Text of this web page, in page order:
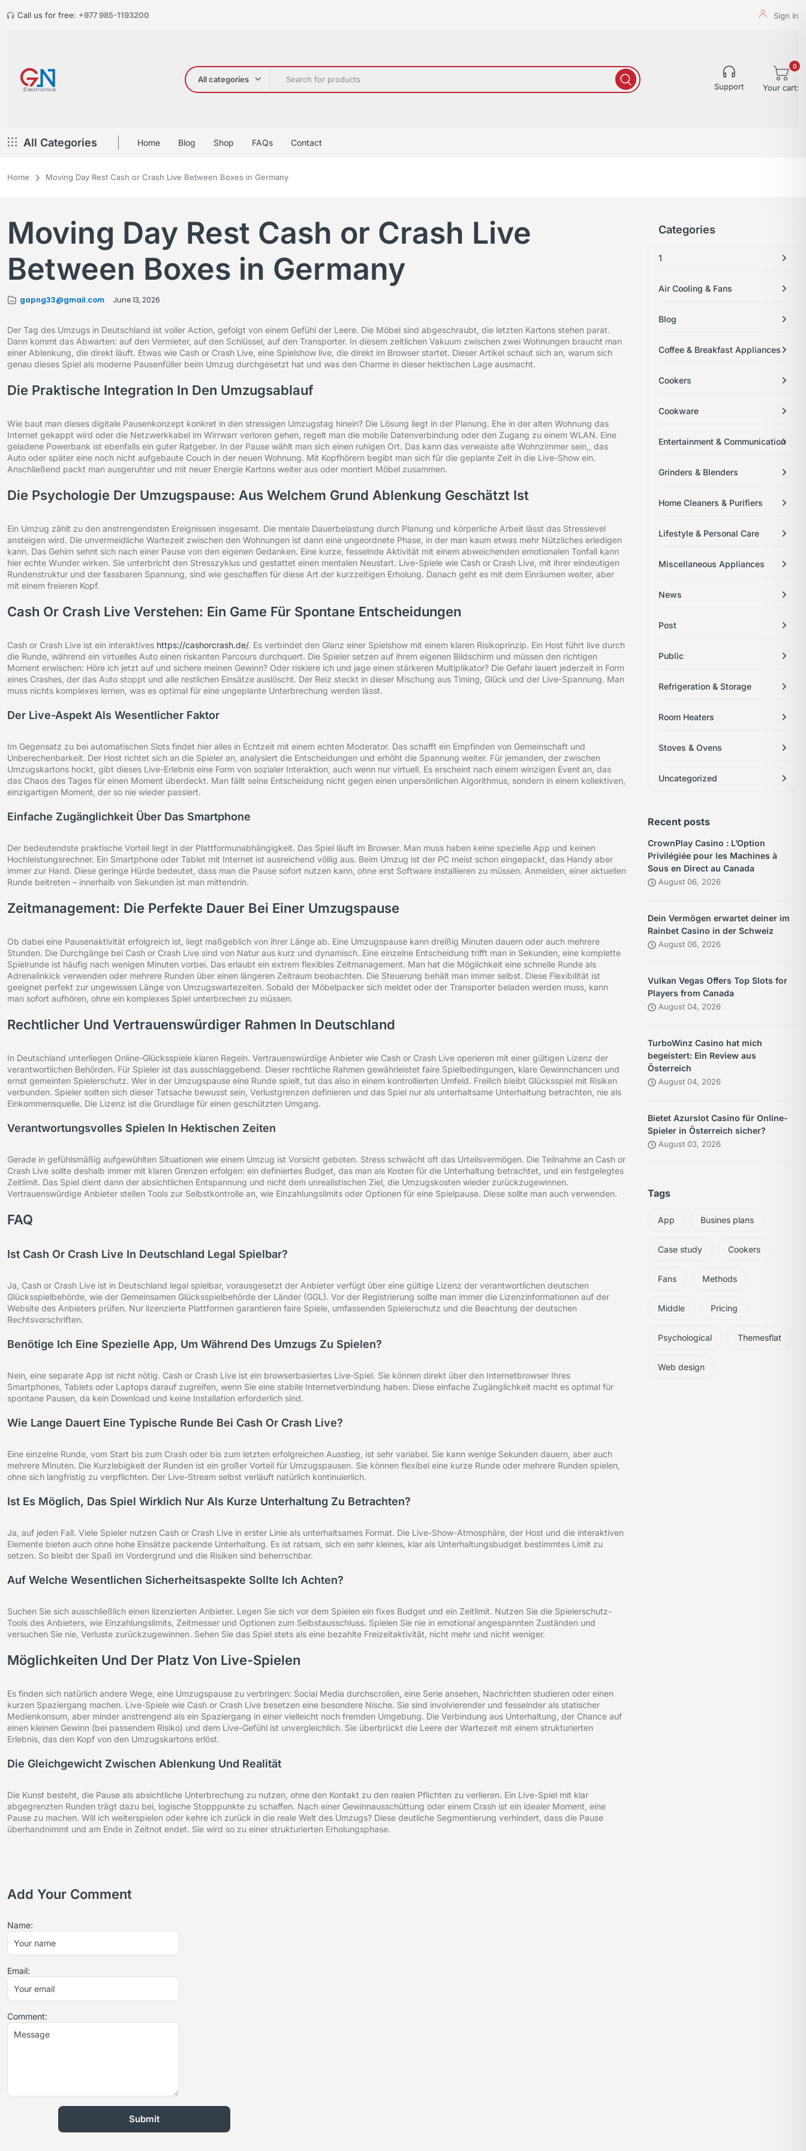
Call us for free: +977 985-1193200 Sign In
All categories
Support
0
Your cart:
All Categories Home Blog Shop FAQs Contact
Home Moving Day Rest Cash or Crash Live Between Boxes in Germany
Moving Day Rest Cash or Crash Live
Between Boxes in Germany
gapng33@gmail.com June 13, 2026
Der Tag des Umzugs in Deutschland ist voller Action, gefolgt von einem Gefühl der Leere. Die Möbel sind abgeschraubt, die letzten Kartons stehen parat.
Dann kommt das Abwarten: auf den Vermieter, auf den Schlüssel, auf den Transporter. In diesem zeitlichen Vakuum zwischen zwei Wohnungen braucht man
einer Ablenkung, die direkt läuft. Etwas wie Cash or Crash Live, eine Spielshow live, die direkt im Browser startet. Dieser Artikel schaut sich an, warum sich
genau dieses Spiel als moderne Pausenfüller beim Umzug durchgesetzt hat und was den Charme in dieser hektischen Lage ausmacht.
Die Praktische Integration In Den Umzugsablauf
Wie baut man dieses digitale Pausenkonzept konkret in den stressigen Umzugstag hinein? Die Lösung liegt in der Planung. Ehe in der alten Wohnung das
Internet gekappt wird oder die Netzwerkkabel im Wirrwarr verloren gehen, regelt man die mobile Datenverbindung oder den Zugang zu einem WLAN. Eine
geladene Powerbank ist ebenfalls ein guter Ratgeber. In der Pause wählt man sich einen ruhigen Ort. Das kann das verwaiste alte Wohnzimmer sein,, das
Auto oder später eine noch nicht aufgebaute Couch in der neuen Wohnung. Mit Kopfhörern begibt man sich für die geplante Zeit in die Live-Show ein.
Anschließend packt man ausgeruhter und mit neuer Energie Kartons weiter aus oder montiert Möbel zusammen.
Die Psychologie Der Umzugspause: Aus Welchem Grund Ablenkung Geschätzt Ist
Ein Umzug zählt zu den anstrengendsten Ereignissen insgesamt. Die mentale Dauerbelastung durch Planung und körperliche Arbeit lässt das Stresslevel
ansteigen wird. Die unvermeidliche Wartezeit zwischen den Wohnungen ist dann eine ungeordnete Phase, in der man kaum etwas mehr Nützliches erledigen
kann. Das Gehirn sehnt sich nach einer Pause von den eigenen Gedanken. Eine kurze, fesselnde Aktivität mit einem abweichenden emotionalen Tonfall kann
hier echte Wunder wirken. Sie unterbricht den Stresszyklus und gestattet einen mentalen Neustart. Live-Spiele wie Cash or Crash Live, mit ihrer eindeutigen
Rundenstruktur und der fassbaren Spannung, sind wie geschaffen für diese Art der kurzzeitigen Erholung. Danach geht es mit dem Einräumen weiter, aber
mit einem freieren Kopf.
Cash Or Crash Live Verstehen: Ein Game Für Spontane Entscheidungen
Cash or Crash Live ist ein interaktives https://cashorcrash.de/. Es verbindet den Glanz einer Spielshow mit einem klaren Risikoprinzip. Ein Host führt live durch
die Runde, während ein virtuelles Auto einen riskanten Parcours durchquert. Die Spieler setzen auf ihrem eigenen Bildschirm und müssen den richtigen
Moment erwischen: Höre ich jetzt auf und sichere meinen Gewinn? Oder riskiere ich und jage einen stärkeren Multiplikator? Die Gefahr lauert jederzeit in Form
eines Crashes, der das Auto stoppt und alle restlichen Einsätze auslöscht. Der Reiz steckt in dieser Mischung aus Timing, Glück und der Live-Spannung. Man
muss nichts komplexes lernen, was es optimal für eine ungeplante Unterbrechung werden lässt.
Der Live-Aspekt Als Wesentlicher Faktor
Im Gegensatz zu bei automatischen Slots findet hier alles in Echtzeit mit einem echten Moderator. Das schafft ein Empfinden von Gemeinschaft und
Unberechenbarkeit. Der Host richtet sich an die Spieler an, analysiert die Entscheidungen und erhöht die Spannung weiter. Für jemanden, der zwischen
Umzugskartons hockt, gibt dieses Live-Erlebnis eine Form von sozialer Interaktion, auch wenn nur virtuell. Es erscheint nach einem winzigen Event an, das
das Chaos des Tages für einen Moment überdeckt. Man fällt seine Entscheidung nicht gegen einen unpersönlichen Algorithmus, sondern in einem kollektiven,
einzigartigen Moment, der so nie wieder passiert.
Einfache Zugänglichkeit Über Das Smartphone
Der bedeutendste praktische Vorteil liegt in der Plattformunabhängigkeit. Das Spiel läuft im Browser. Man muss haben keine spezielle App und keinen
Hochleistungsrechner. Ein Smartphone oder Tablet mit Internet ist ausreichend völlig aus. Beim Umzug ist der PC meist schon eingepackt, das Handy aber
immer zur Hand. Diese geringe Hürde bedeutet, dass man die Pause sofort nutzen kann, ohne erst Software installieren zu müssen. Anmelden, einer aktuellen
Runde beitreten – innerhalb von Sekunden ist man mittendrin.
Zeitmanagement: Die Perfekte Dauer Bei Einer Umzugspause
Ob dabei eine Pausenaktivität erfolgreich ist, liegt maßgeblich von ihrer Länge ab. Eine Umzugspause kann dreißig Minuten dauern oder auch mehrere
Stunden. Die Durchgänge bei Cash or Crash Live sind von Natur aus kurz und dynamisch. Eine einzelne Entscheidung trifft man in Sekunden, eine komplette
Spielrunde ist häufig nach wenigen Minuten vorbei. Das erlaubt ein extrem flexibles Zeitmanagement. Man hat die Möglichkeit eine schnelle Runde als
Adrenalinkick verwenden oder mehrere Runden über einen längeren Zeitraum beobachten. Die Steuerung behält man immer selbst. Diese Flexibilität ist
geeignet perfekt zur ungewissen Länge von Umzugswartezeiten. Sobald der Möbelpacker sich meldet oder der Transporter beladen werden muss, kann
man sofort aufhören, ohne ein komplexes Spiel unterbrechen zu müssen.
Rechtlicher Und Vertrauenswürdiger Rahmen In Deutschland
In Deutschland unterliegen Online-Glücksspiele klaren Regeln. Vertrauenswürdige Anbieter wie Cash or Crash Live operieren mit einer gültigen Lizenz der
verantwortlichen Behörden. Für Spieler ist das ausschlaggebend. Dieser rechtliche Rahmen gewährleistet faire Spielbedingungen, klare Gewinnchancen und
ernst gemeinten Spielerschutz. Wer in der Umzugspause eine Runde spielt, tut das also in einem kontrollierten Umfeld. Freilich bleibt Glücksspiel mit Risiken
verbunden. Spieler sollten sich dieser Tatsache bewusst sein, Verlustgrenzen definieren und das Spiel nur als unterhaltsame Unterhaltung betrachten, nie als
Einkommensquelle. Die Lizenz ist die Grundlage für einen geschützten Umgang.
Verantwortungsvolles Spielen In Hektischen Zeiten
Gerade in gefühlsmäßig aufgewühlten Situationen wie einem Umzug ist Vorsicht geboten. Stress schwächt oft das Urteilsvermögen. Die Teilnahme an Cash or
Crash Live sollte deshalb immer mit klaren Grenzen erfolgen: ein definiertes Budget, das man als Kosten für die Unterhaltung betrachtet, und ein festgelegtes
Zeitlimit. Das Spiel dient dann der absichtlichen Entspannung und nicht dem unrealistischen Ziel, die Umzugskosten wieder zurückzugewinnen.
Vertrauenswürdige Anbieter stellen Tools zur Selbstkontrolle an, wie Einzahlungslimits oder Optionen für eine Spielpause. Diese sollte man auch verwenden.
FAQ
Ist Cash Or Crash Live In Deutschland Legal Spielbar?
Ja, Cash or Crash Live ist in Deutschland legal spielbar, vorausgesetzt der Anbieter verfügt über eine gültige Lizenz der verantwortlichen deutschen
Glücksspielbehörde, wie der Gemeinsamen Glücksspielbehörde der Länder (GGL). Vor der Registrierung sollte man immer die Lizenzinformationen auf der
Website des Anbieters prüfen. Nur lizenzierte Plattformen garantieren faire Spiele, umfassenden Spielerschutz und die Beachtung der deutschen
Rechtsvorschriften.
Benötige Ich Eine Spezielle App, Um Während Des Umzugs Zu Spielen?
Nein, eine separate App ist nicht nötig. Cash or Crash Live ist ein browserbasiertes Live-Spiel. Sie können direkt über den Internetbrowser Ihres
Smartphones, Tablets oder Laptops darauf zugreifen, wenn Sie eine stabile Internetverbindung haben. Diese einfache Zugänglichkeit macht es optimal für
spontane Pausen, da kein Download und keine Installation erforderlich sind.
Wie Lange Dauert Eine Typische Runde Bei Cash Or Crash Live?
Eine einzelne Runde, vom Start bis zum Crash oder bis zum letzten erfolgreichen Ausstieg, ist sehr variabel. Sie kann wenige Sekunden dauern, aber auch
mehrere Minuten. Die Kurzlebigkeit der Runden ist ein großer Vorteil für Umzugspausen. Sie können flexibel eine kurze Runde oder mehrere Runden spielen,
ohne sich langfristig zu verpflichten. Der Live-Stream selbst verläuft natürlich kontinuierlich.
Ist Es Möglich, Das Spiel Wirklich Nur Als Kurze Unterhaltung Zu Betrachten?
Ja, auf jeden Fall. Viele Spieler nutzen Cash or Crash Live in erster Linie als unterhaltsames Format. Die Live-Show-Atmosphäre, der Host und die interaktiven
Elemente bieten auch ohne hohe Einsätze packende Unterhaltung. Es ist ratsam, sich ein sehr kleines, klar als Unterhaltungsbudget bestimmtes Limit zu
setzen. So bleibt der Spaß im Vordergrund und die Risiken sind beherrschbar.
Auf Welche Wesentlichen Sicherheitsaspekte Sollte Ich Achten?
Suchen Sie sich ausschließlich einen lizenzierten Anbieter. Legen Sie sich vor dem Spielen ein fixes Budget und ein Zeitlimit. Nutzen Sie die Spielerschutz-
Tools des Anbieters, wie Einzahlungslimits, Zeitmesser und Optionen zum Selbstausschluss. Spielen Sie nie in emotional angespannten Zuständen und
versuchen Sie nie, Verluste zurückzugewinnen. Sehen Sie das Spiel stets als eine bezahlte Freizeitaktivität, nicht mehr und nicht weniger.
Möglichkeiten Und Der Platz Von Live-Spielen
Es finden sich natürlich andere Wege, eine Umzugspause zu verbringen: Social Media durchscrollen, eine Serie ansehen, Nachrichten studieren oder einen
kurzen Spaziergang machen. Live-Spiele wie Cash or Crash Live besetzen eine besondere Nische. Sie sind involvierender und fesselnder als statischer
Medienkonsum, aber minder anstrengend als ein Spaziergang in einer vielleicht noch fremden Umgebung. Die Verbindung aus Unterhaltung, der Chance auf
einen kleinen Gewinn (bei passendem Risiko) und dem Live-Gefühl ist unvergleichlich. Sie überbrückt die Leere der Wartezeit mit einem strukturierten
Erlebnis, das den Kopf von den Umzugskartons erlöst.
Die Gleichgewicht Zwischen Ablenkung Und Realität
Die Kunst besteht, die Pause als absichtliche Unterbrechung zu nutzen, ohne den Kontakt zu den realen Pflichten zu verlieren. Ein Live-Spiel mit klar
abgegrenzten Runden trägt dazu bei, logische Stopppunkte zu schaffen. Nach einer Gewinnausschüttung oder einem Crash ist ein idealer Moment, eine
Pause zu machen. Will ich weiterspielen oder kehre ich zurück in die reale Welt des Umzugs? Diese deutliche Segmentierung verhindert, dass die Pause
überhandnimmt und am Ende in Zeitnot endet. Sie wird so zu einer strukturierten Erholungsphase.
Add Your Comment
Comment:
Name:
Email:
Categories
1
Air Cooling & Fans
Blog
Coffee & Breakfast Appliances
Cookers
Cookware
Entertainment & Communication
Grinders & Blenders
Home Cleaners & Purifiers
Lifestyle & Personal Care
Miscellaneous Appliances
News
Post
Public
Refrigeration & Storage
Room Heaters
Stoves & Ovens
Uncategorized
Recent posts
CrownPlay Casino : L’Option
Privilégiée pour les Machines à
Sous en Direct au Canada
August 06, 2026
Dein Vermögen erwartet deiner im
Rainbet Casino in der Schweiz
August 06, 2026
Vulkan Vegas Offers Top Slots for
Players from Canada
August 04, 2026
TurboWinz Casino hat mich
begeistert: Ein Review aus
Österreich
August 04, 2026
Bietet Azurslot Casino für Online-
Spieler in Österreich sicher?
August 03, 2026
Tags
App Busines plans
Case study Cookers
Fans Methods
Middle Pricing
Psychological Themesflat
Web design